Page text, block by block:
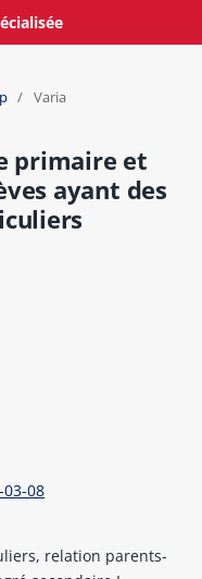
/ Varia
primaire et
ayant des
08
relation parents-